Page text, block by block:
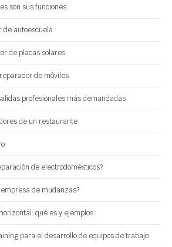
son sus funciones
de autoescuela
de placas solares
de móviles
profesionales más demandadas
de un restaurante
de electrodomésticos?
de mudanzas?
qué es y ejemplos
para el desarrollo de equipos de trabajo